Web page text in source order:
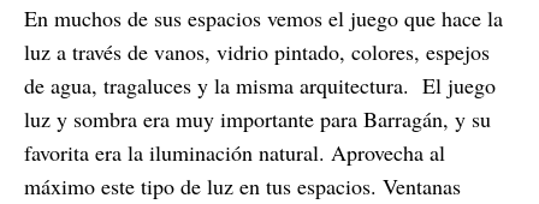
En muchos de sus espacios vemos el juego que hace la
luz a través de vanos, vidrio pintado, colores, espejos
de agua, tragaluces y la misma arquitectura. El juego
luz y sombra era muy importante para Barragán, y su
favorita era la iluminación natural. Aprovecha al
máximo este tipo de luz en tus espacios. Ventanas